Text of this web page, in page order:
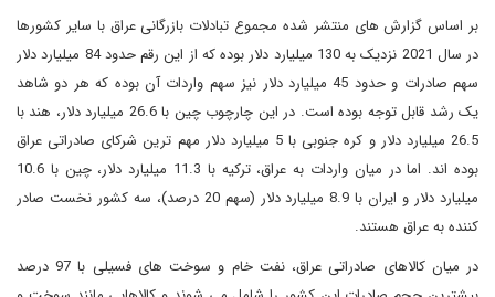
بر اساس گزارش های منتشر شده مجموع تبادلات بازرگانی عراق با سایر کشورها
در سال 2021 نزدیک به 130 میلیارد دلار بوده که از این رقم حدود 84 میلیارد دلار
سهم صادرات و حدود 45 میلیارد دلار نیز سهم واردات آن بوده که هر دو شاهد
یک رشد قابل توجه بوده است. در این چارچوب چین با 26.6 میلیارد دلار، هند با
26.5 میلیارد دلار و کره جنوبی با 5 میلیارد دلار مهم ترین شرکای صادراتی عراق
بوده اند. اما در میان واردات به عراق، ترکیه با 11.3 میلیارد دلار، چین با 10.6
میلیارد دلار و ایران با 8.9 میلیارد دلار (سهم 20 درصد)، سه کشور نخست صادر
کننده به عراق هستند.
در میان کالاهای صادراتی عراق، نفت خام و سوخت های فسیلی با 97 درصد